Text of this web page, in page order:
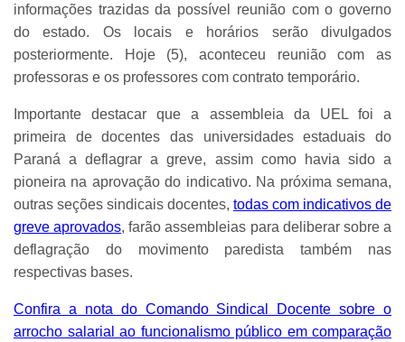
informações trazidas da possível reunião com o governo
do estado. Os locais e horários serão divulgados
posteriormente.
Hoje (5), aconteceu reunião com as
professoras e os professores com contrato temporário.
Importante destacar que a assembleia da UEL foi a
primeira de docentes das universidades estaduais do
Paraná a deflagrar a greve, assim como havia sido a
pioneira na aprovação do indicativo. Na próxima semana,
outras seções sindicais docentes, todas com indicativos de
greve aprovados, farão assembleias para deliberar sobre a
deflagração do movimento paredista também nas
respectivas bases.
Confira a nota do Comando Sindical Docente sobre o
arrocho salarial ao funcionalismo público em comparação